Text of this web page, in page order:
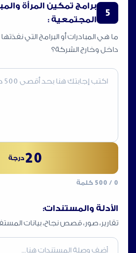
5
برامج تمكين المرأة
المجتمعية :
ما هي المبادرات أو البرامج التي
داخل وخارج الشركة؟
20 درجة
0 / 500 كلمة
الأدلة والمستندات:
تقارير، صور، قصص نجاح، بيانات